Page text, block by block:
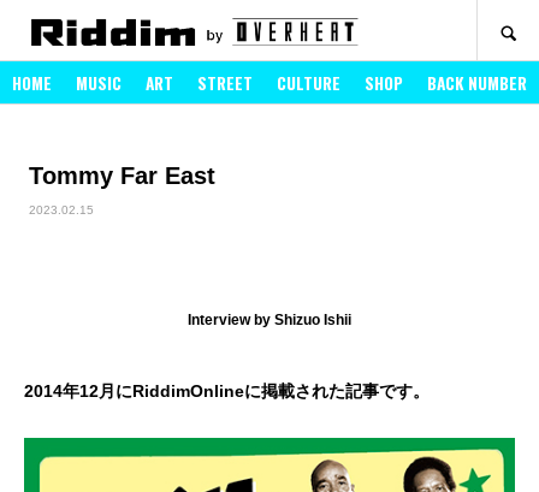
HOME MUSIC ART STREET CULTURE SHOP BACK NUMBER
Tommy Far East
2023.02.15
Interview by Shizuo Ishii
2014年12月にRiddimOnlineに掲載された記事です。